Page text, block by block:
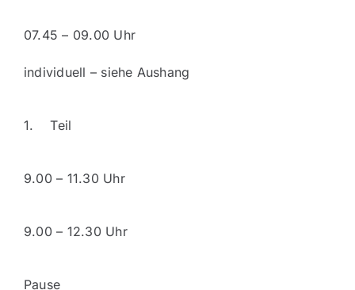
07.45 – 09.00 Uhr
individuell – siehe Aushang
1. Teil
9.00 – 11.30 Uhr
9.00 – 12.30 Uhr
Pause